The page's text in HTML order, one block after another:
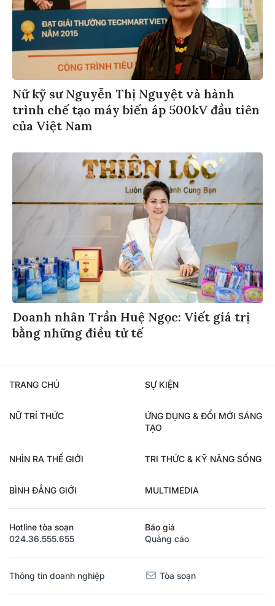
Nữ kỹ sư Nguyễn Thị Nguyệt và hành
trình chế tạo máy biến áp 500kV đầu tiên
của Việt Nam
Doanh nhân Trần Huệ Ngọc: Viết giá trị
bằng những điều tử tế
TRANG CHỦ SỰ KIỆN
NỮ TRÍ THỨC
ỨNG DỤNG & ĐỔI MỚI SÁNG
TẠO
NHÌN RA THẾ GIỚI TRI THỨC & KỸ NĂNG SỐNG
BÌNH ĐẲNG GIỚI MULTIMEDIA
Hotline tòa soạn
024.36.555.655
Báo giá
Quảng cáo
Thông tin doanh nghiệp Tòa soạn